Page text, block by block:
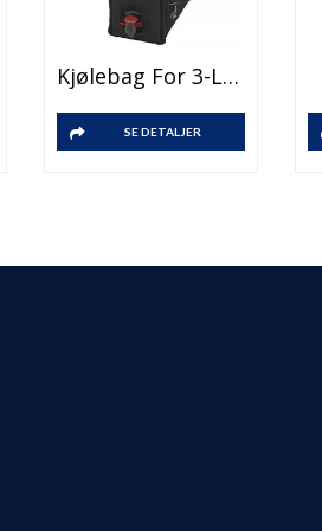
Kjølebag For 3-Literen Med Vin
SE DETALJER